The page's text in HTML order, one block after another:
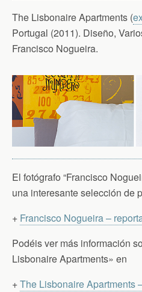
The Lisbonaire Apartments (
Portugal (2011). Diseño,
Francisco Nogueira.
El fotógrafo “Francisco
una interesante selección de
+ Francisco Nogueira –
Podéis ver más información
Lisbonaire Apartments» en
+The Lisbonaire Apartments